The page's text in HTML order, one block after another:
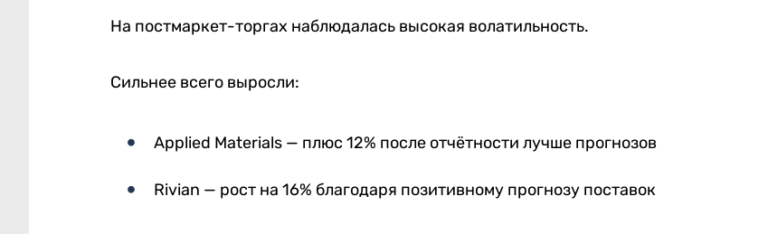
На постмаркет-торгах наблюдалась высокая волатильность.
Сильнее всего выросли:
Applied Materials — плюс 12% после отчётности лучше прогнозов
Rivian — рост на 16% благодаря позитивному прогнозу поставок